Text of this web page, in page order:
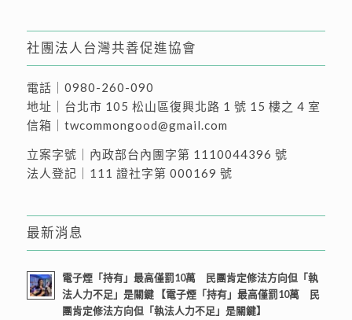
社團法人台灣共善促進協會
電話｜ 0980-260-090
地址｜ 台北市 105 松山區復興北路 1 號 15 樓之 4 室
信箱｜ twcommongood@gmail.com
立案字號｜內政部台內團字第 1110044396 號
法人登記｜111 證社字第 000169 號
最新消息
電子煙「持有」最高僅罰10萬 民團肯定修法方向但「執
法人力不足」是關鍵 【電子煙「持有」最高僅罰10萬 民
團肯定修法方向但「執法人力不足」是關鍵】